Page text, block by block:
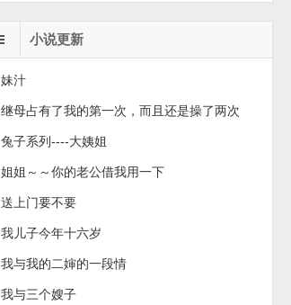
小说更新
妹汁
继母占有了我的第一次，而且还是操了两次
兔子系列----大姨姐
姐姐～～你的老公借我用一下
送上门要不要
我儿子今年十六岁
我与我的二婶的一段情
我与三个嫂子